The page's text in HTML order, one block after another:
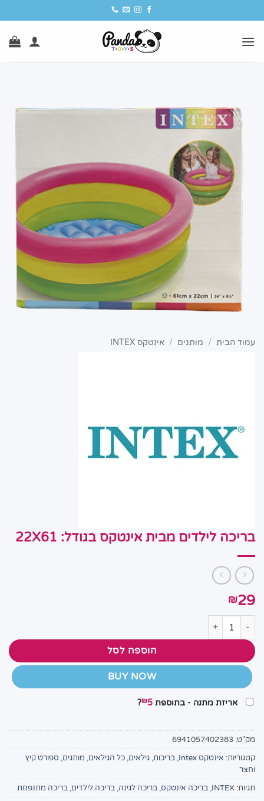
to
content
עמוד הבית / מותגים / אינטקס INTEX
בריכה לילדים מבית אינטקס בגודל: 22X61
₪29
כמות של בריכה לילדים מבית אינטקס בגודל: 22X61
הוספה לסל
BUY NOW
אריזת מתנה - בתוספת ₪5
?
מק"ט: 6941057402383
קטגוריות: אינטקס Intex , בריכות, גילאים, כל הגילאים, מותגים, ספורט קיץ
וחצר
תגיות: INTEX
, בריכה אינטקס, בריכה לגינה, בריכה לילדים, בריכה מתנפחת